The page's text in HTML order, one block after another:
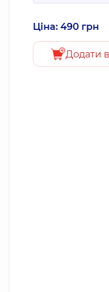
Ціна: 490 грн
Додати